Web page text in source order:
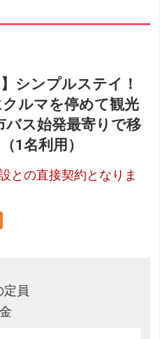
】シンプルステイ！
ルマを停めて観光
バス始発最寄りで移
1名利用）
との直接契約となりま
定員